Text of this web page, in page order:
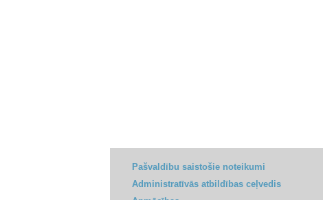
Pašvaldību saistošie noteikumi
Administratīvās atbildības ceļvedis